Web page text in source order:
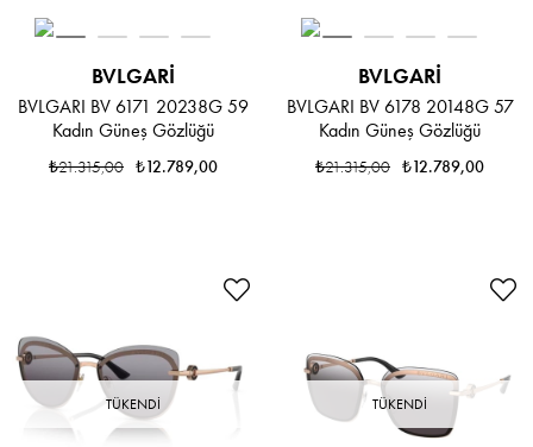
BVLGARI
BVLGARI BV 6171 20238G 59
Kadın Güneş Gözlüğü
₺12.789,00
₺21.315,00
BVLGARI
BVLGARI BV 6178 20148G 57
Kadın Güneş Gözlüğü
₺12.789,00
₺21.315,00
TÜKENDI TÜKENDI